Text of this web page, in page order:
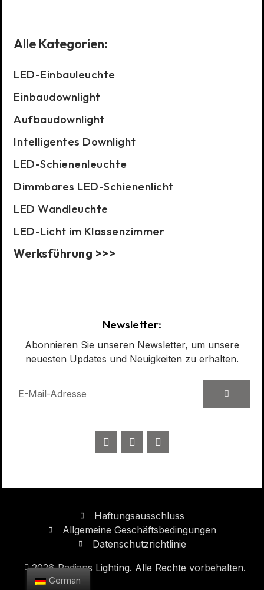
Alle Kategorien:
LED-Einbauleuchte
Einbaudownlight
Aufbaudownlight
Intelligentes Downlight
LED-Schienenleuchte
Dimmbares LED-Schienenlicht
LED Wandleuchte
LED-Licht im Klassenzimmer
Werksführung >>>
Newsletter:
Abonnieren Sie unseren Newsletter, um unsere
neuesten Updates und Neuigkeiten zu erhalten.
Haftungsausschluss
Allgemeine Geschäftsbedingungen
Datenschutzrichtlinie
2026 Radians Lighting. Alle Rechte vorbehalten.
German